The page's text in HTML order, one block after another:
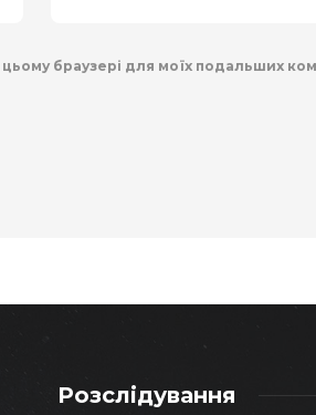
браузері для моїх подальших
Розслідування